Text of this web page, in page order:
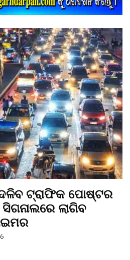
ଟ୍ରାଫିକ ପୋଷ୍ଟର
ଲାଗିବ